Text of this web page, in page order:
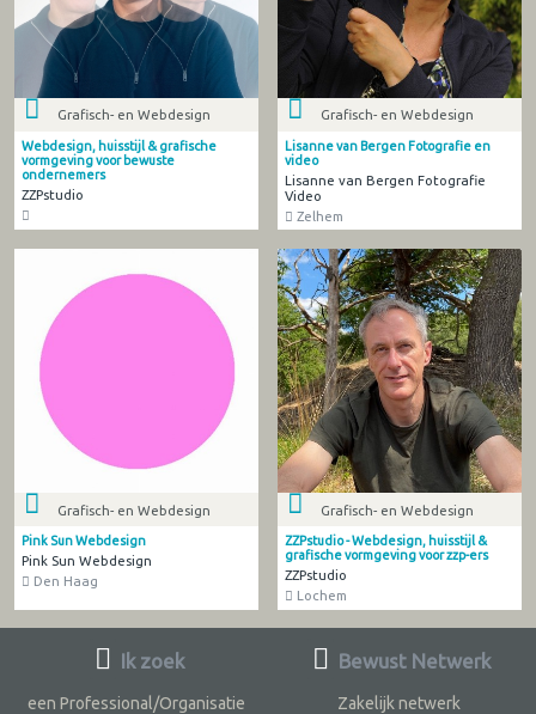
Grafisch- en Webdesign
Webdesign, huisstijl & grafische
vormgeving voor bewuste
ondernemers
ZZPstudio
Grafisch- en Webdesign
Lisanne van Bergen Fotografie en
video
Lisanne van Bergen Fotografie
Video
Zelhem
Grafisch- en Webdesign
Pink Sun Webdesign
Pink Sun Webdesign
Den Haag
Grafisch- en Webdesign
ZZPstudio - Webdesign, huisstijl &
grafische vormgeving voor zzp-ers
ZZPstudio
Lochem
Ik zoek
een Professional/Organisatie
Bewust Netwerk
Zakelijk netwerk